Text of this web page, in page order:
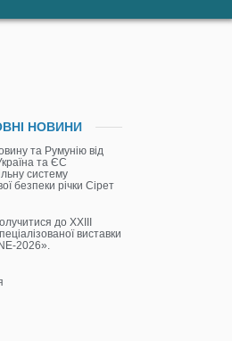
НОВИНИ
та Румунію від
та ЄС
систему
безпеки річки Сірет
до ХХІІІ
виставки
2026».